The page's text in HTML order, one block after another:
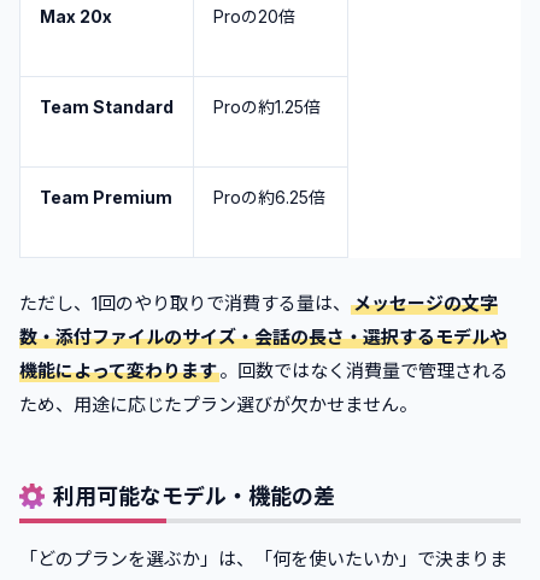
Max 20x Proの20倍
Team Standard Proの約1.25倍
Team Premium Proの約6.25倍
ただし、1回のやり取りで消費する量は、
メッセージの文字
数・添付ファイルのサイズ・会話の長さ・選択するモデルや
機能によって変わります。回数ではなく消費量で管理される
ため、用途に応じたプラン選びが欠かせません。
利用可能なモデル・機能の差
「どのプランを選ぶか」は、「何を使いたいか」で決まりま